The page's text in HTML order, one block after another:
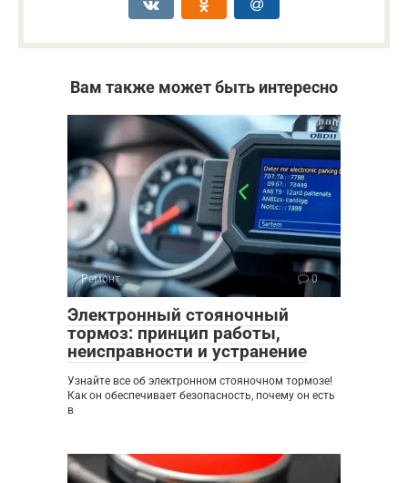
Вам также может быть интересно
Ремонт 0
Электронный стояночный
тормоз: принцип работы,
неисправности и устранение
Узнайте все об электронном стояночном тормозе!
Как он обеспечивает безопасность, почему он есть
в